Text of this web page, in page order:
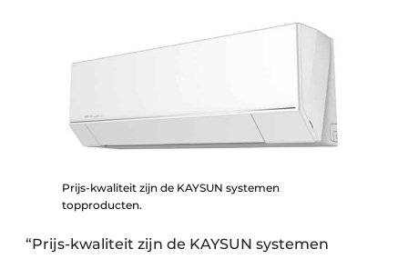
Prijs-kwaliteit zijn de KAYSUN systemen
topproducten.
“Prijs-kwaliteit zijn de KAYSUN systemen